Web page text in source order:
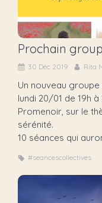
Prochain
30 Déc 2019 Rita
Un nouveau
lundi 20/01 de 19h
Promenoir, sur le
sérénité.
10 séances qui
#seancescollectives